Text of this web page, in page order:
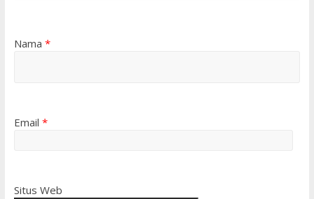
Nama *
Email *
Situs Web